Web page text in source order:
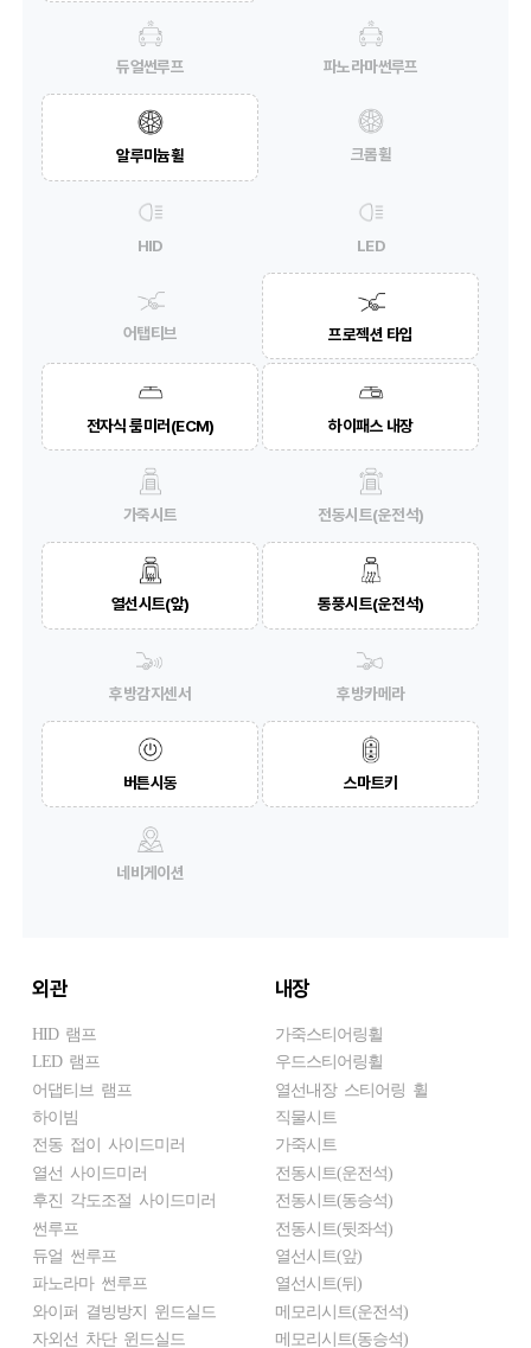
듀얼썬루프 파노라마썬루프
알루미늄휠 크롬휠
HID LED
어탭티브 프로젝션 타입
전자식 룸미러(ECM) 하이패스 내장
가죽시트 전동시트(운전석)
열선시트(앞) 통풍시트(운전석)
후방감지센서 후방카메라
버튼시동 스마트키
네비게이션
외관
HID 램프
LED 램프
어댑티브 램프
하이빔
전동 접이 사이드미러
열선 사이드미러
후진 각도조절 사이드미러
썬루프
듀얼 썬루프
파노라마 썬루프
와이퍼 결빙방지 윈드실드
자외선 차단 윈드실드
내장
가죽스티어링휠
우드스티어링휠
열선내장 스티어링 휠
직물시트
가죽시트
전동시트(운전석)
전동시트(동승석)
전동시트(뒷좌석)
열선시트(앞)
열선시트(뒤)
메모리시트(운전석)
메모리시트(동승석)